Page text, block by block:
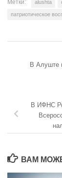
Метки: alushta
патриотическое
В Алуште
В ИФНС
ВАМ